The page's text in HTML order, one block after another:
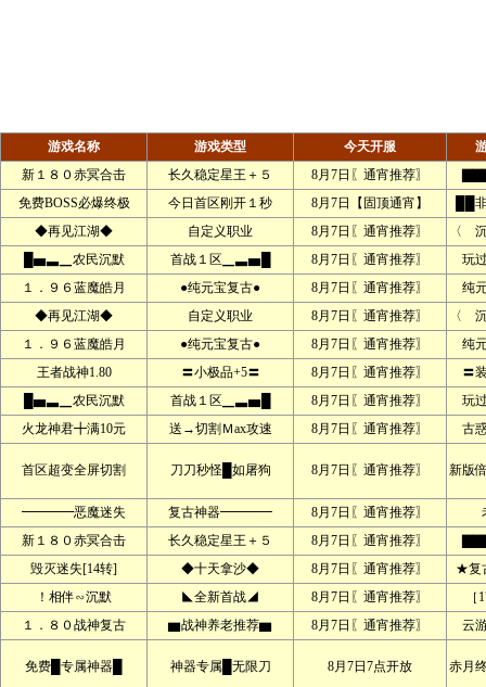
游戏名称 游戏类型 今天开服
新１８０赤冥合击
长久稳定星王＋５ 8月7日〖通宵推荐〗
免费BOSS必爆终极
今日首区刚开１秒 8月7日【固顶通宵】
██
◆再见江湖◆
自定义职业 8月7日〖通宵推荐〗
〈
█▅▃▁农民沉默
首战１区▁▃▅█ 8月7日〖通宵推荐〗
玩
１．９６蓝魔皓月
●纯元宝复古● 8月7日〖通宵推荐〗
纯
◆再见江湖◆
自定义职业 8月7日〖通宵推荐〗
〈
１．９６蓝魔皓月
●纯元宝复古● 8月7日〖通宵推荐〗
纯
王者战神1.80
〓小极品+5〓 8月7日〖通宵推荐〗
〓
█▅▃▁农民沉默
首战１区▁▃▅█ 8月7日〖通宵推荐〗
玩
火龙神君╋满10元
送→切割Ｍax攻速 8月7日〖通宵推荐〗 古
首区超变全屏切割 刀刀秒怪█如屠狗 8月7日〖通宵推荐〗 新版
━━━━恶魔迷失 复古神器━━━━ 8月7日〖通宵推荐〗
新１８０赤冥合击
长久稳定星王＋５ 8月7日〖通宵推荐〗
毁灭迷失[14转]
◆十天拿沙◆ 8月7日〖通宵推荐〗
★复
！相伴∽沉默
◣全新首战◢ 8月7日〖通宵推荐〗
１．８０战神复古
▆战神养老推荐▆ 8月7日〖通宵推荐〗 云
免费█专属神器█ 神器专属█无限刀 8月7日7点开放 赤月